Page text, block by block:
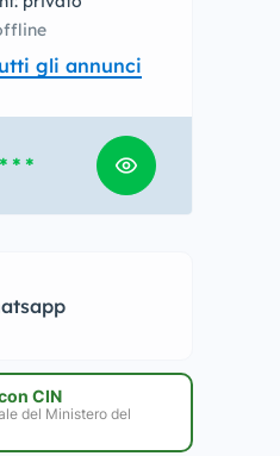
gli annunci
* *
CIN
del Ministero del